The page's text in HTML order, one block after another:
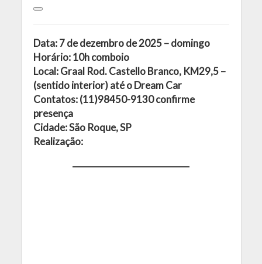
Data: 7 de dezembro de 2025 – domingo
Horário: 10h comboio
Local: Graal Rod. Castello Branco, KM29,5 –
(sentido interior) até o Dream Car
Contatos: (11)98450-9130 confirme
presença
Cidade: São Roque, SP
Realização: